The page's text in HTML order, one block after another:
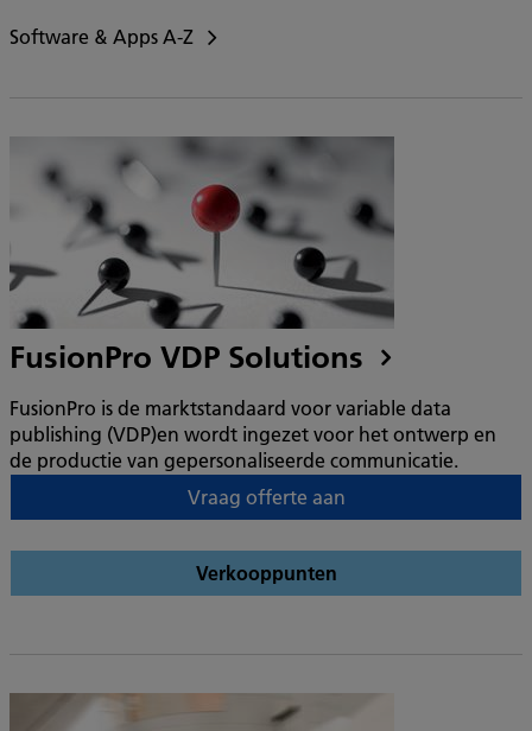
Software & Apps A-Z
FusionPro VDP Solutions
FusionPro is de marktstandaard voor variable data
publishing (VDP)en wordt ingezet voor het ontwerp en
de productie van gepersonaliseerde communicatie.
Vraag offerte aan
Verkooppunten